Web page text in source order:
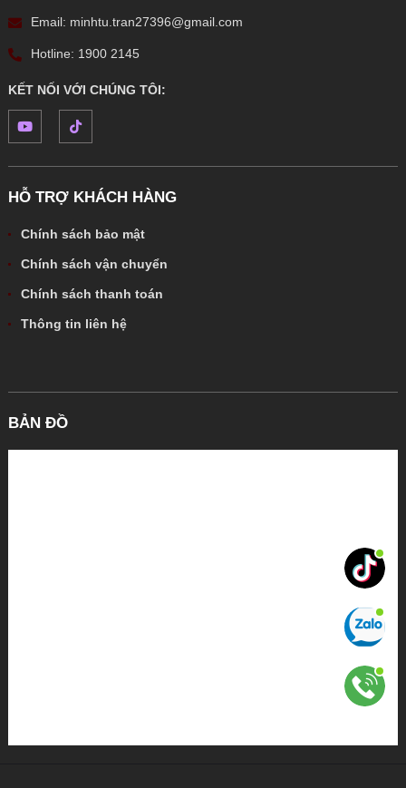
Email: minhtu.tran27396@gmail.com
Hotline: 1900 2145
KẾT NỐI VỚI CHÚNG TÔI:
HỖ TRỢ KHÁCH HÀNG
Chính sách bảo mật
Chính sách vận chuyển
Chính sách thanh toán
Thông tin liên hệ
BẢN ĐỒ